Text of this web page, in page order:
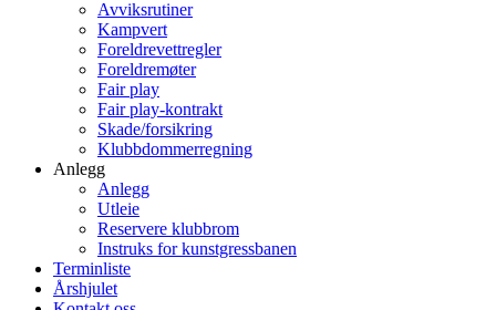
Avviksrutiner
Kampvert
Foreldrevettregler
Foreldremøter
Fair play
Fair play-kontrakt
Skade/forsikring
Klubbdommerregning
Anlegg
Anlegg
Utleie
Reservere klubbrom
Instruks for kunstgressbanen
Terminliste
Årshjulet